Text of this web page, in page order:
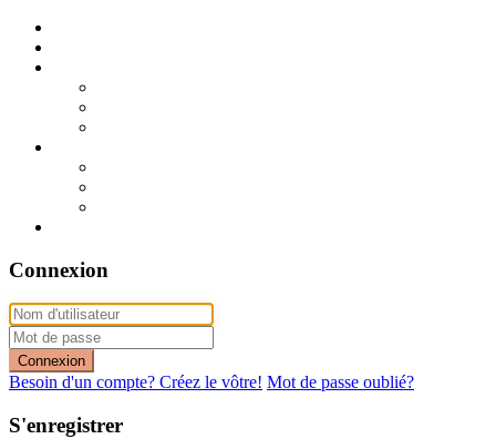
Connexion
Connexion
Besoin d'un compte? Créez le vôtre! Mot de passe oublié?
S'enregistrer